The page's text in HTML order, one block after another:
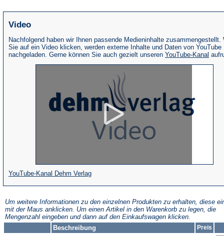
Video
Nachfolgend haben wir Ihnen passende Medieninhalte zusammengestellt.
Sie auf ein Video klicken, werden externe Inhalte und Daten von YouTube
nachgeladen. Gerne können Sie auch gezielt unseren YouTube-Kanal
YouTube-Kanal Dehm Verlag(Öffnet
in
einem
neuen
Tab)
Um weitere Informationen zu den einzelnen Produkten zu erhalten, diese
mit der Maus anklicken. Um einen Artikel in den Warenkorb zu legen, die
Mengenzahl eingeben und dann auf den Einkaufswagen klicken.
Beschreibung
Preis